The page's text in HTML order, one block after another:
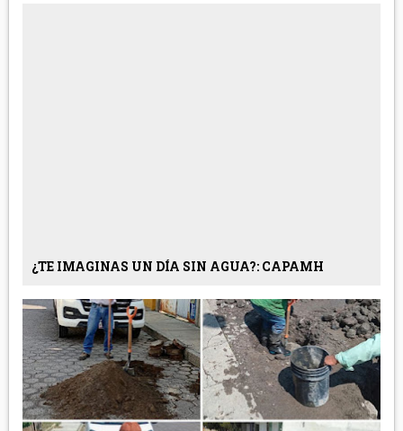
¿TE IMAGINAS UN DÍA SIN AGUA?: CAPAMH